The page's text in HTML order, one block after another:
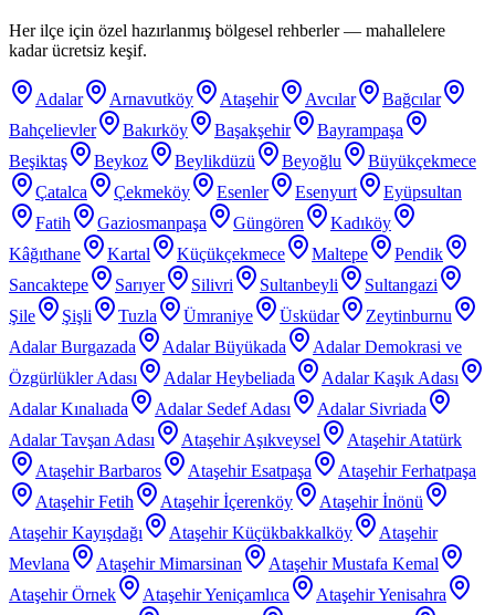
Her ilçe için özel hazırlanmış bölgesel rehberler — mahallelere
kadar ücretsiz keşif.
Adalar Arnavutköy Ataşehir Avcılar
Bağcılar
Bahçelievler
Bakırköy Başakşehir
Bayrampaşa
Beşiktaş
Beykoz Beylikdüzü Beyoğlu
Büyükçekmece
Çatalca
Çekmeköy Esenler Esenyurt
Eyüpsultan
Fatih
Gaziosmanpaşa Güngören
Kadıköy
Kâğıthane
Kartal Küçükçekmece Maltepe
Pendik
Sancaktepe
Sarıyer Silivri Sultanbeyli
Sultangazi
Şile
Şişli Tuzla Ümraniye Üsküdar
Zeytinburnu
Adalar Burgazada
Adalar Büyükada
Adalar Demokrasi ve
Özgürlükler Adası
Adalar Heybeliada
Adalar Kaşık Adası
Adalar Kınalıada
Adalar Sedef Adası
Adalar Sivriada
Adalar Tavşan Adası
Ataşehir Aşıkveysel
Ataşehir Atatürk
Ataşehir Barbaros
Ataşehir Esatpaşa
Ataşehir Ferhatpaşa
Ataşehir Fetih
Ataşehir İçerenköy
Ataşehir İnönü
Ataşehir Kayışdağı
Ataşehir Küçükbakkalköy
Ataşehir
Mevlana
Ataşehir Mimarsinan
Ataşehir Mustafa Kemal
Ataşehir Örnek
Ataşehir Yeniçamlıca
Ataşehir Yenisahra